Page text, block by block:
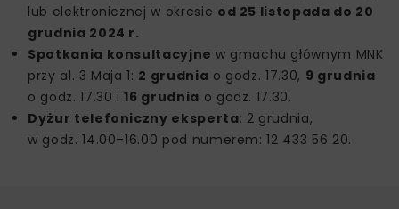
lub elektronicznej w okresie od 25 listopada do 20
grudnia 2024 r.
Spotkania konsultacyjne w gmachu głównym MNK
przy al. 3 Maja 1: 2 grudnia o godz. 17.30, 9 grudnia
o godz. 17.30 i16 grudnia o godz. 17.30.
Dyżur telefoniczny eksperta: 2 grudnia,
w godz. 14.00–16.00 pod numerem: 12 433 56 20.